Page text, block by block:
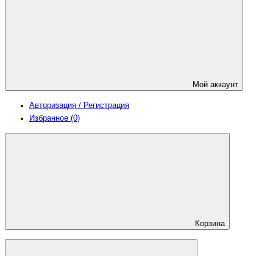
Мой аккаунт
Авторизация / Регистрация
Избранное (0)
Корзина